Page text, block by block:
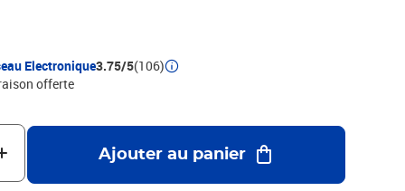
Electronique3.75/5(106)
offerte
Ajouter au panier